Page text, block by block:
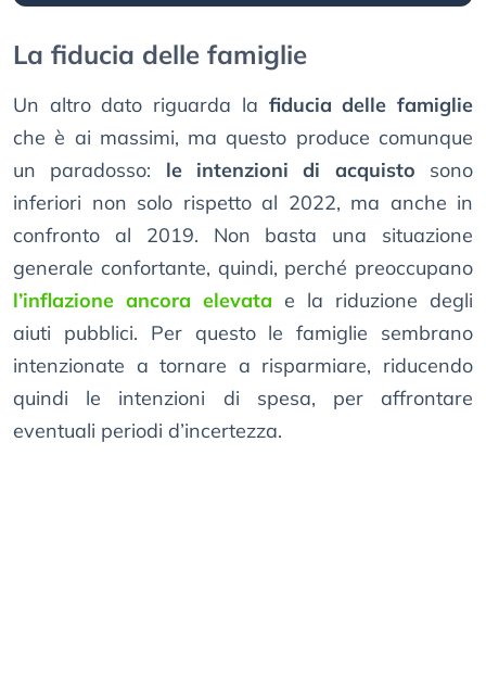
La fiducia delle famiglie
Un altro dato riguarda la fiducia delle famiglie
che è ai massimi, ma questo produce comunque
un paradosso: le intenzioni di acquisto sono
inferiori non solo rispetto al 2022, ma anche in
confronto al 2019. Non basta una situazione
generale confortante, quindi, perché preoccupano
l’inflazione ancora elevata e la riduzione degli
aiuti pubblici. Per questo le famiglie sembrano
intenzionate a tornare a risparmiare, riducendo
quindi le intenzioni di spesa, per affrontare
eventuali periodi d’incertezza.